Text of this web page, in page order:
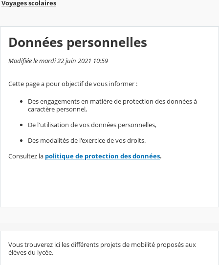
Voyages scolaires
Données personnelles
Modifiée le mardi 22 juin 2021 10:59
Cette page a pour objectif de vous informer :
Des engagements en matière de protection des données à
caractère personnel,
De l'utilisation de vos données personnelles,
Des modalités de l'exercice de vos droits.
Consultez la politique de protection des données.
Vous trouverez ici les différents projets de mobilité proposés aux
élèves du lycée.